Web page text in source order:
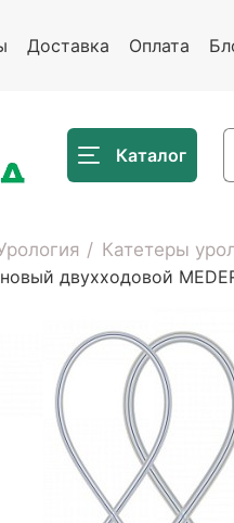
Доставка Оплата
Каталог
Катетеры
двухходовой